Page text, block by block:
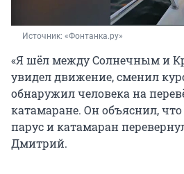
Источник: «Фонтанка.ру»
«Я шёл между Солнечным и
увидел движение, сменил
обнаружил человека на
катамаране. Он объяснил,
парус и катамаран
Дмитрий.